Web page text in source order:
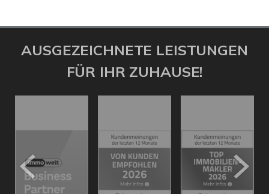
AUSGEZEICHNETE LEISTUNGEN
FÜR IHR ZUHAUSE!